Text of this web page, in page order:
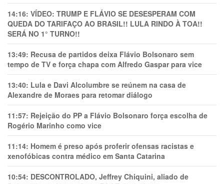
14:16: VÍDEO: TRUMP E FLÁVIO SE DESESPERAM COM
QUEDA DO TARIFAÇO AO BRASIL!! LULA RINDO À TOA!!
SERÁ NO 1° TURNO!!
13:49: Recusa de partidos deixa Flávio Bolsonaro sem
tempo de TV e força chapa com Alfredo Gaspar para vice
13:40: Lula e Davi Alcolumbre se reúnem na casa de
Alexandre de Moraes para retomar diálogo
11:57: Rejeição do PP a Flávio Bolsonaro força escolha de
Rogério Marinho como vice
11:14: Homem é preso após proferir ofensas racistas e
xenofóbicas contra médico em Santa Catarina
10:54: DESCONTROLADO, Jeffrey Chiquini, aliado de